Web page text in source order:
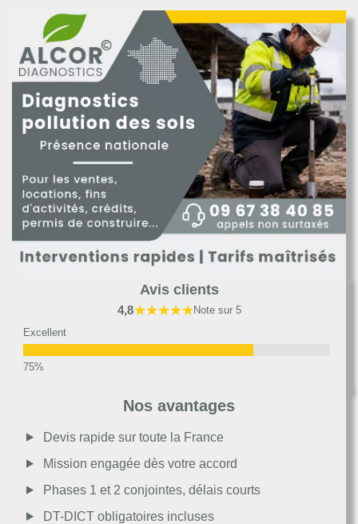
Avis clients
4,8★★★★★Note sur 5
Excellent
Moyen
Passable
Nos avantages
Devis rapide sur toute la France
Mission engagée dès votre accord
Phases 1 et 2 conjointes, délais courts
DT-DICT obligatoires incluses